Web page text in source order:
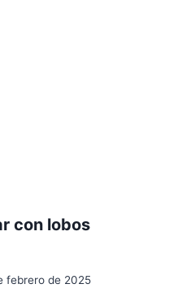
con lobos
febrero de 2025